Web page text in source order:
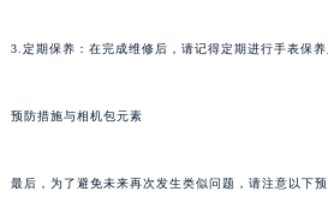
3.定期保养：在完成维修后，请记得定期进行手表保养
预防措施与相机包元素
最后，为了避免未来再次发生类似问题，请注意以下预